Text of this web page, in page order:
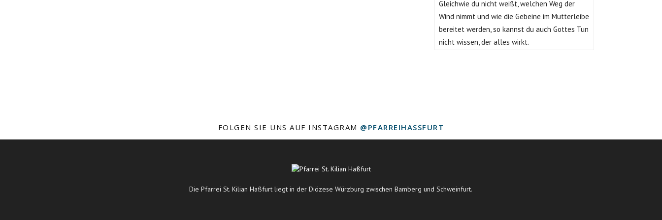
Gleichwie du nicht weißt, welchen Weg der
Wind nimmt und wie die Gebeine im Mutterleibe
bereitet werden, so kannst du auch Gottes Tun
nicht wissen, der alles wirkt.
FOLGEN SIE UNS AUF INSTAGRAM @PFARREIHASSFURT
Die Pfarrei St. Kilian Haßfurt liegt in der Diözese Würzburg zwischen Bamberg und Schweinfurt.